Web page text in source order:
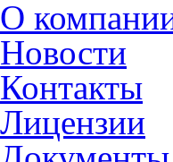
О
Новости
Контакты
Лицензии